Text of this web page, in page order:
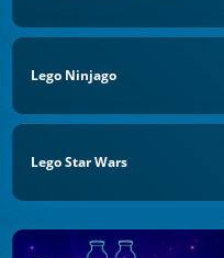
Lego Ninjago
Lego Star Wars